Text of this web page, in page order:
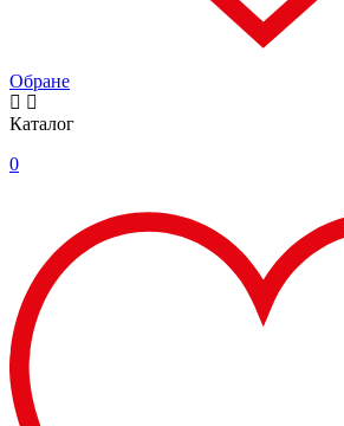
Обране
Каталог
0